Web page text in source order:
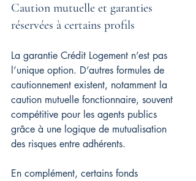
Caution mutuelle et garanties
réservées à certains profils
La garantie Crédit Logement n’est pas
l’unique option. D’autres formules de
cautionnement existent, notamment la
caution mutuelle fonctionnaire, souvent
compétitive pour les agents publics
grâce à une logique de mutualisation
des risques entre adhérents.
En complément, certains fonds